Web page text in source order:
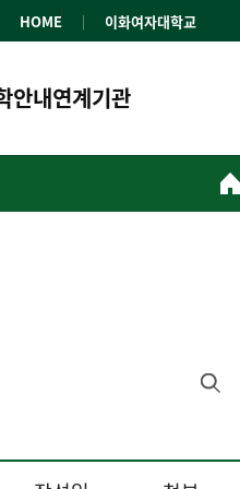
HOME 이화여자대학교
안내연계기관